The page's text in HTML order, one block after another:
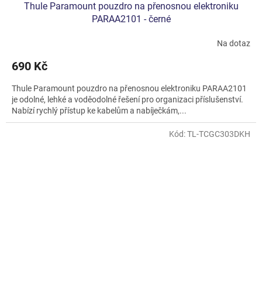
Thule Paramount pouzdro na přenosnou elektroniku
PARAA2101 - černé
Na dotaz
690 Kč
Thule Paramount pouzdro na přenosnou elektroniku PARAA2101
je odolné, lehké a voděodolné řešení pro organizaci příslušenství.
Nabízí rychlý přístup ke kabelům a nabíječkám,...
Kód:TL-TCGC303DKH